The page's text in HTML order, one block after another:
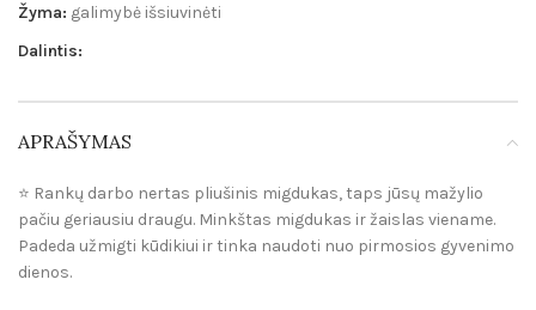
Žyma: galimybė išsiuvinėti
Dalintis:
APRAŠYMAS
⭐️ Rankų darbo nertas pliušinis migdukas, taps jūsų mažylio
pačiu geriausiu draugu. Minkštas migdukas ir žaislas viename.
Padeda užmigti kūdikiui ir tinka naudoti nuo pirmosios gyvenimo
dienos.